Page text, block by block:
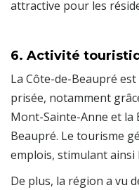
attractive pour les
6. Activité
La Côte-de-Beaupré
prisée, notamment
Mont-Sainte-Anne et la
Beaupré. Le tourisme
emplois, stimulant ainsi
De plus, la région a vu